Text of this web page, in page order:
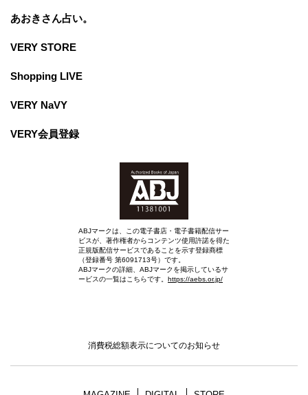
あおきさん占い。
VERY STORE
Shopping LIVE
VERY NaVY
VERY会員登録
ABJマークは、この電子書店・電子書籍配信サー
ビスが、著作権者からコンテンツ使用許諾を得た
正規版配信サービスであることを示す登録商標
（登録番号 第6091713号）です。
ABJマークの詳細、ABJマークを掲示しているサ
ービスの一覧はこちらです。 https://aebs.or.jp/
消費税総額表示についてのお知らせ